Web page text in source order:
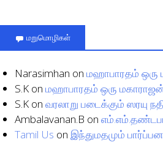
மறுமொழிகள்
Narasimhan on மஹாபாரதம் ஒரு
S.K on மஹாபாரதம் ஒரு
S.K on வரலாறு படைக்கும் ஸரயு
Ambalavanan.B on
Tamil Us on இந்துமதமும்